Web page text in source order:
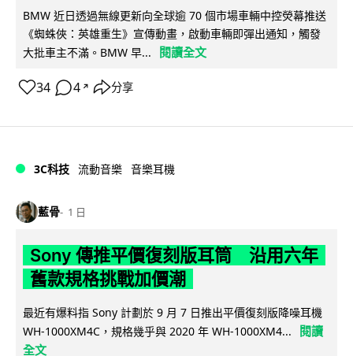
BMW 近日透過無線更新向全球逾 70 個市場車輛中控熒幕推送
《蜘蛛俠：英雄重生》宣傳動畫，啟動車輛即彈出通知，觸發
大批車主不滿。BMW 早...
閱讀全文
34 4 ↗ 分享
3C科技 流動音樂 音樂耳機
藍骨 1 日
Sony 傳推平價復刻版耳筒 沿用六年
舊款規格挑戰加價潮
最近有爆料指 Sony 計劃於 9 月 7 日推出平價復刻版降噪耳機
WH-1000XM4C，規格幾乎與 2020 年 WH-1000XM4...
閱讀
全文